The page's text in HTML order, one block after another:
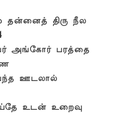
திரு நீல
அங்கோர் பரத்தை
ஊடலால்
உடன் உறைவு